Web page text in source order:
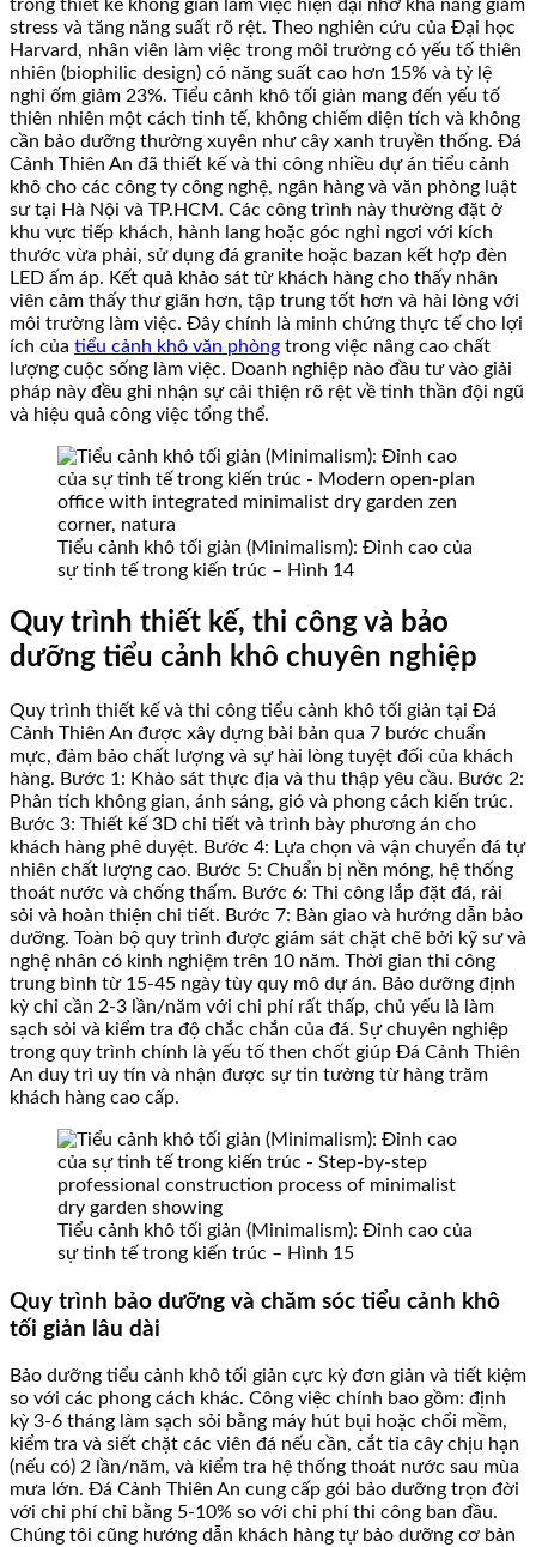
trong thiết kế không gian làm việc hiện đại nhờ khả năng giảm
stress và tăng năng suất rõ rệt. Theo nghiên cứu của Đại học
Harvard, nhân viên làm việc trong môi trường có yếu tố thiên
nhiên (biophilic design) có năng suất cao hơn 15% và tỷ lệ
nghỉ ốm giảm 23%. Tiểu cảnh khô tối giản mang đến yếu tố
thiên nhiên một cách tinh tế, không chiếm diện tích và không
cần bảo dưỡng thường xuyên như cây xanh truyền thống. Đá
Cảnh Thiên An đã thiết kế và thi công nhiều dự án tiểu cảnh
khô cho các công ty công nghệ, ngân hàng và văn phòng luật
sư tại Hà Nội và TP.HCM. Các công trình này thường đặt ở
khu vực tiếp khách, hành lang hoặc góc nghỉ ngơi với kích
thước vừa phải, sử dụng đá granite hoặc bazan kết hợp đèn
LED ấm áp. Kết quả khảo sát từ khách hàng cho thấy nhân
viên cảm thấy thư giãn hơn, tập trung tốt hơn và hài lòng với
môi trường làm việc. Đây chính là minh chứng thực tế cho lợi
ích của tiểu cảnh khô văn phòng trong việc nâng cao chất
lượng cuộc sống làm việc. Doanh nghiệp nào đầu tư vào giải
pháp này đều ghi nhận sự cải thiện rõ rệt về tinh thần đội ngũ
và hiệu quả công việc tổng thể.
Tiểu cảnh khô tối giản (Minimalism): Đỉnh cao của
sự tinh tế trong kiến trúc – Hình 14
Quy trình thiết kế, thi công và bảo
dưỡng tiểu cảnh khô chuyên nghiệp
Quy trình thiết kế và thi công tiểu cảnh khô tối giản tại Đá
Cảnh Thiên An được xây dựng bài bản qua 7 bước chuẩn
mực, đảm bảo chất lượng và sự hài lòng tuyệt đối của khách
hàng. Bước 1: Khảo sát thực địa và thu thập yêu cầu. Bước 2:
Phân tích không gian, ánh sáng, gió và phong cách kiến trúc.
Bước 3: Thiết kế 3D chi tiết và trình bày phương án cho
khách hàng phê duyệt. Bước 4: Lựa chọn và vận chuyển đá tự
nhiên chất lượng cao. Bước 5: Chuẩn bị nền móng, hệ thống
thoát nước và chống thấm. Bước 6: Thi công lắp đặt đá, rải
sỏi và hoàn thiện chi tiết. Bước 7: Bàn giao và hướng dẫn bảo
dưỡng. Toàn bộ quy trình được giám sát chặt chẽ bởi kỹ sư và
nghệ nhân có kinh nghiệm trên 10 năm. Thời gian thi công
trung bình từ 15-45 ngày tùy quy mô dự án. Bảo dưỡng định
kỳ chỉ cần 2-3 lần/năm với chi phí rất thấp, chủ yếu là làm
sạch sỏi và kiểm tra độ chắc chắn của đá. Sự chuyên nghiệp
trong quy trình chính là yếu tố then chốt giúp Đá Cảnh Thiên
An duy trì uy tín và nhận được sự tin tưởng từ hàng trăm
khách hàng cao cấp.
Tiểu cảnh khô tối giản (Minimalism): Đỉnh cao của
sự tinh tế trong kiến trúc – Hình 15
Quy trình bảo dưỡng và chăm sóc tiểu cảnh khô
tối giản lâu dài
Bảo dưỡng tiểu cảnh khô tối giản cực kỳ đơn giản và tiết kiệm
so với các phong cách khác. Công việc chính bao gồm: định
kỳ 3-6 tháng làm sạch sỏi bằng máy hút bụi hoặc chổi mềm,
kiểm tra và siết chặt các viên đá nếu cần, cắt tỉa cây chịu hạn
(nếu có) 2 lần/năm, và kiểm tra hệ thống thoát nước sau mùa
mưa lớn. Đá Cảnh Thiên An cung cấp gói bảo dưỡng trọn đời
với chi phí chỉ bằng 5-10% so với chi phí thi công ban đầu.
Chúng tôi cũng hướng dẫn khách hàng tự bảo dưỡng cơ bản